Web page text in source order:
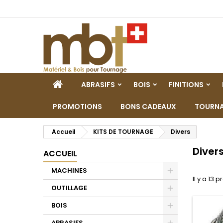
ACCUEILABRASIFS BOIS FINITIONS
PROMOTIONS BONS CADEAUX
Accueil KITS DE TOURNAGE Divers
ACCUEIL
MACHINES
Toggle
OUTILLAGE
BOIS
Toggle
Divers
Il y a 13